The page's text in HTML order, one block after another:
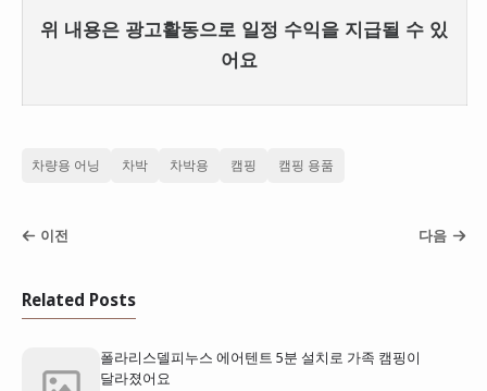
위 내용은 광고활동으로 일정 수익을 지급될 수 있
어요
차량용 어닝 차박 차박용 캠핑 캠핑 용품
이전 다음
Related Posts
폴라리스델피누스 에어텐트 5분 설치로 가족 캠핑이
달라졌어요